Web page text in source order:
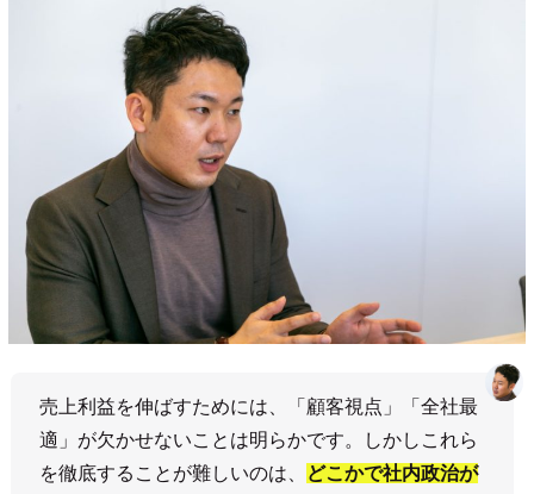
売上利益を伸ばすためには、「顧客視点」「全社最
適」が欠かせないことは明らかです。しかしこれら
を徹底することが難しいのは、
どこかで社内政治が